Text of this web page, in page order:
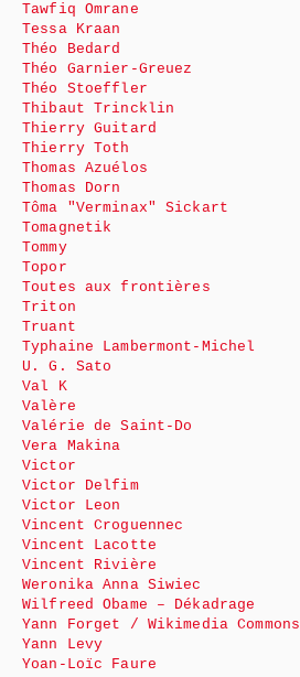
Tawfiq Omrane
Tessa Kraan
Théo Bedard
Théo Garnier-Greuez
Théo Stoeffler
Thibaut Trincklin
Thierry Guitard
Thierry Toth
Thomas Azuélos
Thomas Dorn
Tôma "Verminax" Sickart
Tomagnetik
Tommy
Topor
Toutes aux frontières
Triton
Truant
Typhaine Lambermont-Michel
U. G. Sato
Val K
Valère
Valérie de Saint-Do
Vera Makina
Victor
Victor Delfim
Victor Leon
Vincent Croguennec
Vincent Lacotte
Vincent Rivière
Weronika Anna Siwiec
Wilfreed Obame – Dékadrage
Yann Forget / Wikimedia Commons
Yann Levy
Yoan-Loïc Faure